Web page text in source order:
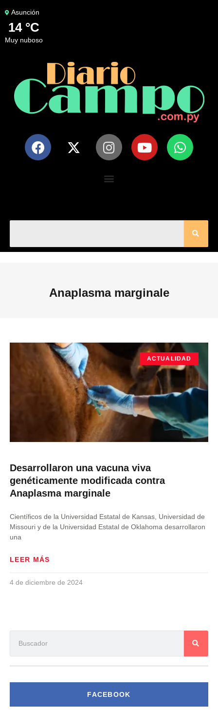
Asunción
14 °C
muy nuboso
Anaplasma marginale
ACTUALIDAD
Desarrollaron una vacuna viva
genéticamente modificada contra
Anaplasma marginale
Científicos de la Universidad Estatal de Kansas, Universidad de
Missouri y de la Universidad Estatal de Oklahoma desarrollaron
una
LEER MÁS
4 de diciembre de 2024
FACEBOOK